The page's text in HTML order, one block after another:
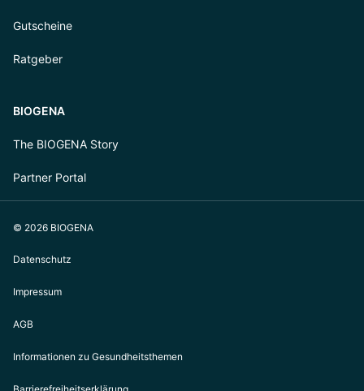
Gutscheine
Ratgeber
BIOGENA
The BIOGENA Story
Partner Portal
© 2026 BIOGENA
Datenschutz
Impressum
AGB
Informationen zu Gesundheitsthemen